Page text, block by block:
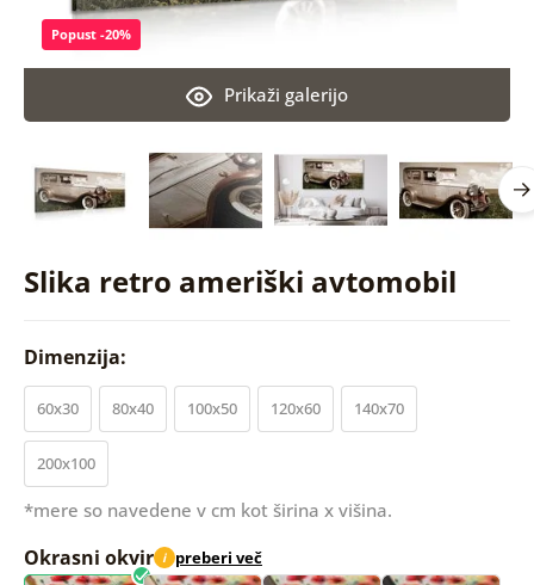
Slika retro ameriški avtomobil
Prikaži galerijo
Popust -20%
Dimenzija:
60x30 80x40 100x50 120x60 140x70
200x100
*mere so navedene v cm kot širina x višina.
Okrasni okvir i preberi več